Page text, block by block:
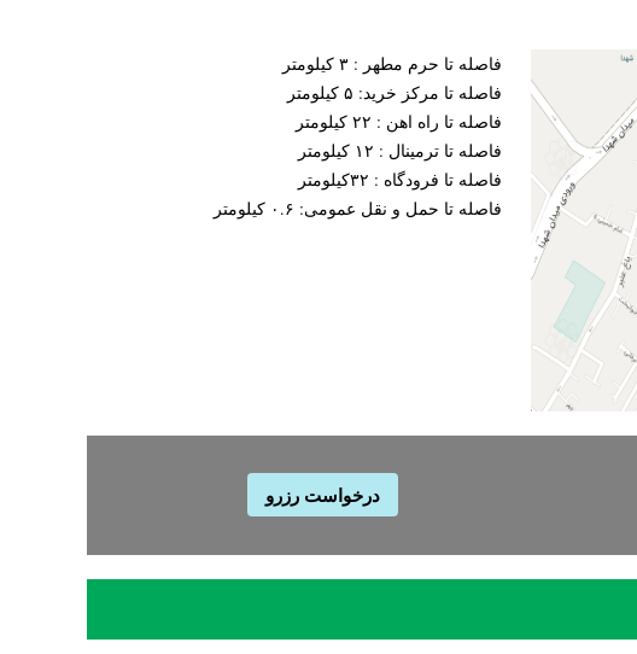
فاصله تا حرم مطهر : ۳ کیلومتر
فاصله تا مرکز خرید: ۵ کیلومتر
فاصله تا راه اهن : ۲۲ کیلومتر
فاصله تا ترمینال : ۱۲ کیلومتر
فاصله تا فرودگاه : ۳۲کیلومتر
فاصله تا حمل و نقل عمومی: ۰.۶ کیلومتر
درخواست رزرو